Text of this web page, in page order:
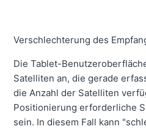
Verschlechterung des
Die Tablet-
Satelliten an, die gerade
die Anzahl der Satelliten
Positionierung erforderliche
sein. In diesem Fall kann